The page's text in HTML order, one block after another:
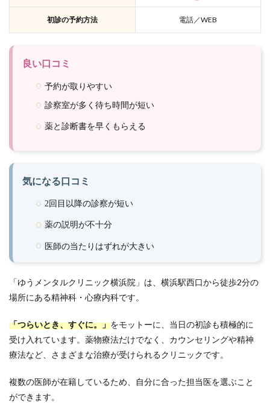
初診の予約方法 電話／WEB
良い口コミ
予約が取りやすい
診察室が多く待ち時間が短い
薬と診断書を早くもらえる
気になる口コミ
2回目以降の診察が短い
薬の説明が不十分
医師の当たりはずれが大きい
「ゆうメンタルクリニック横浜院」は、横浜駅西口から徒歩2分の
場所にある精神科・心療内科です。
「つらいとき、すぐに。」をモットーに、当日の初診も積極的に
受け入れています。薬物療法だけでなく、カウンセリングや精神
療法など、さまざまな治療が受けられるクリニックです。
複数の医師が在籍しているため、自分に合った担当医を選ぶこと
ができます。